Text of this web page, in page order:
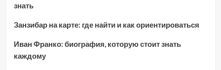
знать
Занзибар на карте: где найти и как ориентироваться
Иван Франко: биография, которую стоит знать
каждому